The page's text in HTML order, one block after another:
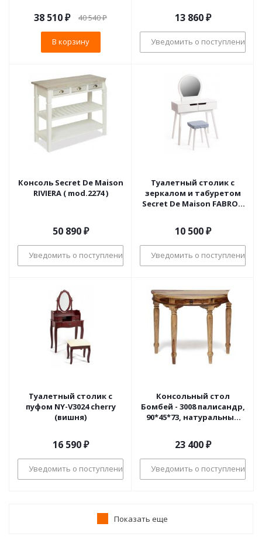
38 510₽ 40 540₽
В корзину
МДФ+Павловния,
75*40*145, Белый (White)
13 860₽
Уведомить о поступлении
Консоль Secret De Maison
RIVIERA ( mod.2274 )
50 890₽
Уведомить о поступлении
Туалетный столик с
зеркалом и табуретом
Secret De Maison FABRON
МДФ+сосна, 80*40*130,5,
Белый (White)
10 500₽
Уведомить о поступлении
Туалетный столик с
пуфом NY-V3024 cherry
(вишня)
16 590₽
Уведомить о поступлении
Консольный стол
Бомбей - 3008 палисандр,
90*45*73, натуральный
23 400₽
Уведомить о поступлении
Показать еще